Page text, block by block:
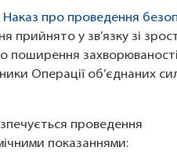
Наказ про проведення
прийнято у зв’язку зі
поширення
Операції об’єднаних
проведення
показаннями: